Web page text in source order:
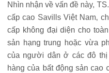
Nhìn nhận về vấn đề này,
cấp cao Savills Việt Nam,
cấp không đại diện cho
sản hạng trung hoặc vừa
của người dân ở các đô
hàng của bất động sản cao